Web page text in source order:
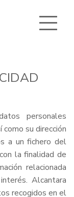
personales
su dirección
a un fichero del
la finalidad de
relacionada
Alcantara
recogidos en el